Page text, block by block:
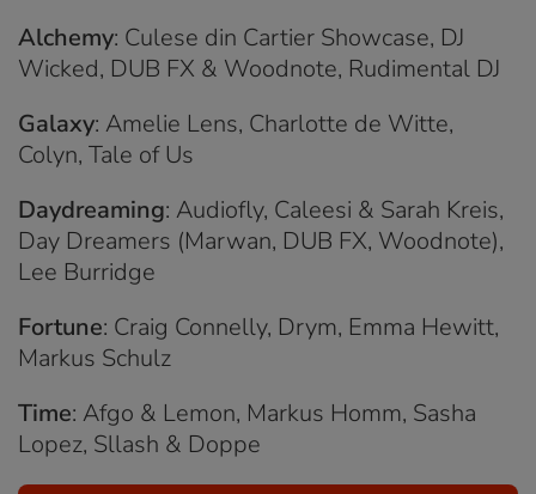
Alchemy: Culese din Cartier Showcase, DJ
Wicked, DUB FX & Woodnote, Rudimental DJ
Galaxy: Amelie Lens, Charlotte de Witte,
Colyn, Tale of Us
Daydreaming: Audiofly, Caleesi & Sarah Kreis,
Day Dreamers (Marwan, DUB FX, Woodnote),
Lee Burridge
Fortune: Craig Connelly, Drym, Emma Hewitt,
Markus Schulz
Time: Afgo & Lemon, Markus Homm, Sasha
Lopez, Sllash & Doppe